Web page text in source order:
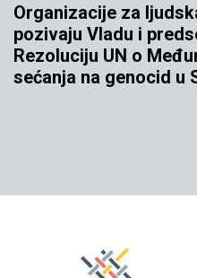
Organizacije za
pozivaju Vladu i
Rezoluciju UN o
sećanja na genocid u